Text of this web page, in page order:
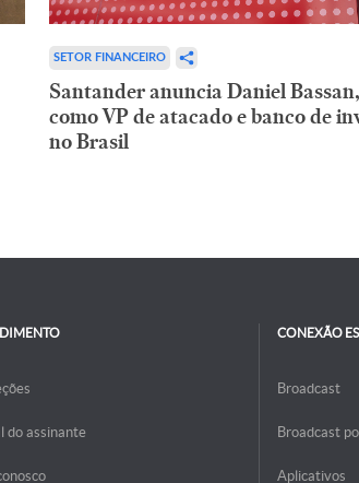
SETOR FINANCEIRO
Santander anuncia Daniel
como VP de atacado e banco de
no Brasil
do assinante
CONEXÃO
Broadcast
Broadcast
Aplicativos